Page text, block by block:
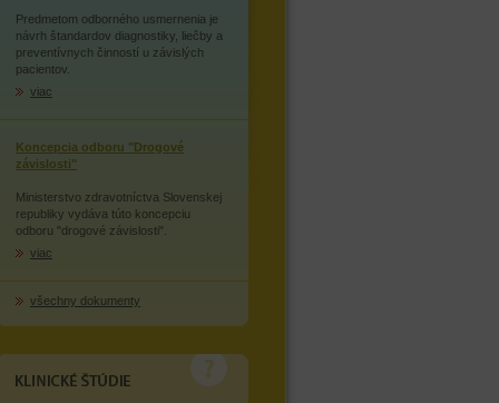
Predmetom odborného usmernenia je
návrh štandardov diagnostiky, liečby a
preventívnych činností u závislých
pacientov.
viac
Koncepcia odboru "Drogové
závislosti"
Ministerstvo zdravotníctva Slovenskej
republiky vydáva túto koncepciu
odboru "drogové závislosti".
viac
všechny dokumenty
KLINICKÉ STUDIE